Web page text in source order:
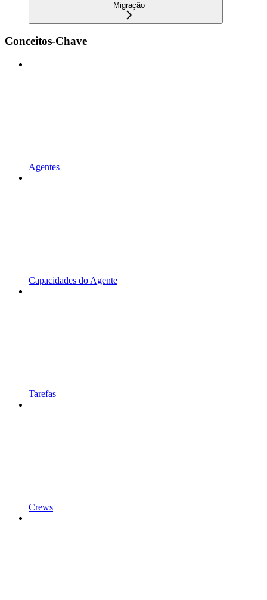
Migração
Conceitos-Chave
Agentes
Capacidades do Agente
Tarefas
Crews